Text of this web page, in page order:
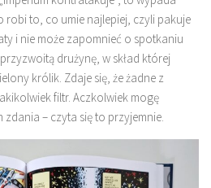
robi to, co umie najlepiej, czyli pakuje
i nie może zapomnieć o spotkaniu
przyzwoitą drużynę, w skład której
królik. Zdaje się, że żadne z
filtr. Aczkolwiek mogę
– czyta się to przyjemnie.